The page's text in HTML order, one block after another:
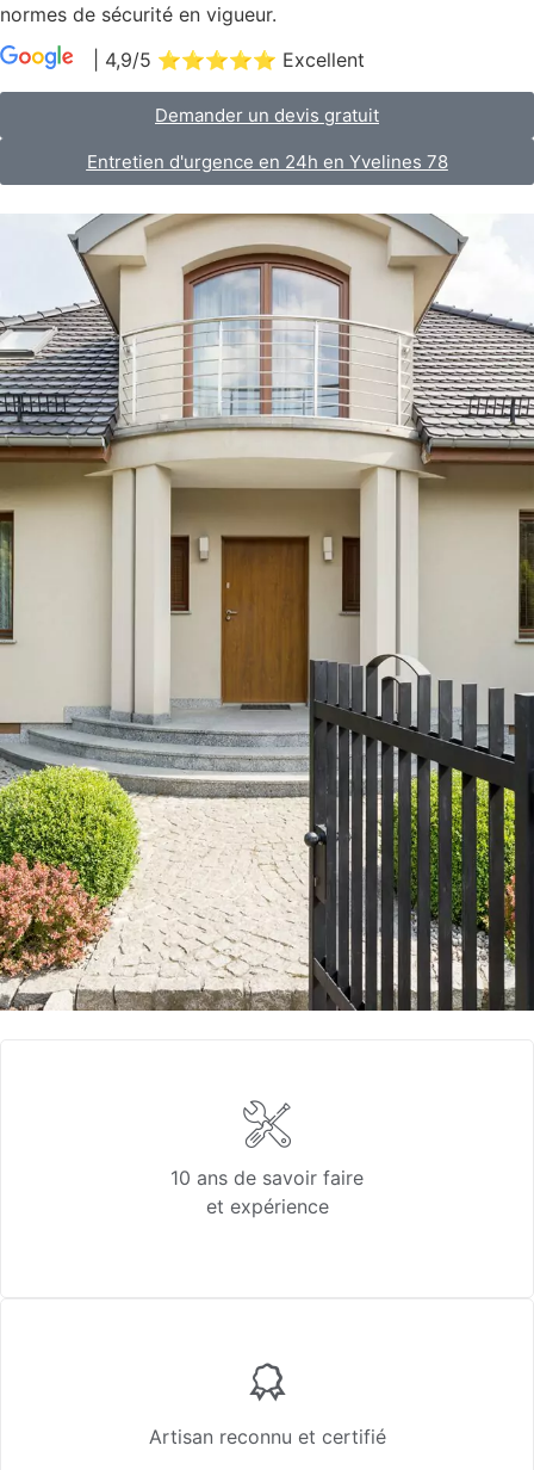
normes de sécurité en vigueur.
| 4,9/5 ⭐⭐⭐⭐⭐ Excellent
Demander un devis gratuit
Entretien d'urgence en 24h en Yvelines 78
10 ans de savoir faire
et expérience
Artisan reconnu et certifié